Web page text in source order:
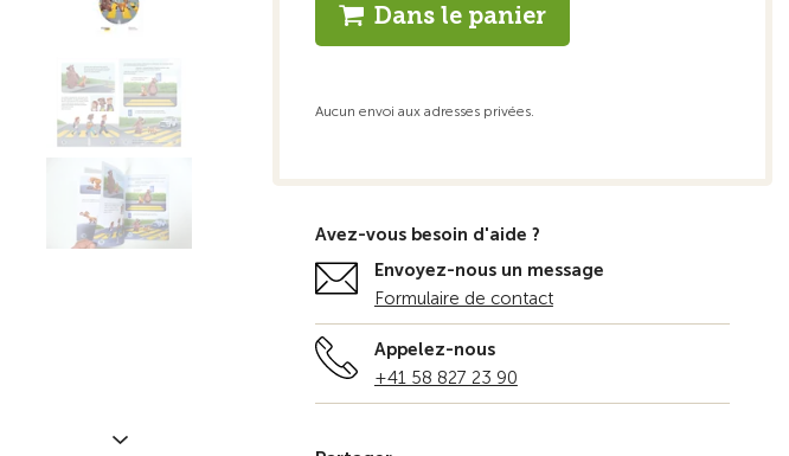
Dans le panier
Aucun envoi aux adresses privées.
Avez-vous besoin d'aide ?
Envoyez-nous un message
Formulaire de contact
Appelez-nous
+41 58 827 23 90